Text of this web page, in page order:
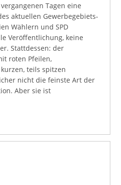
Tagen eine
aktuellen Gewerbegebiets-
Wählern und SPD
Veröffentlichung, keine
Stattdessen: der
roten Pfeilen,
teils spitzen
nicht die feinste Art der
Aber sie ist